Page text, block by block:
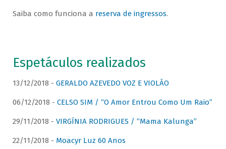
Saiba como funciona a reserva de ingressos.
Espetáculos realizados
13/12/2018 - GERALDO AZEVEDO VOZ E VIOLÃO
06/12/2018 - CELSO SIM / “O Amor Entrou Como Um Raio”
29/11/2018 - VIRGÍNIA RODRIGUES / “Mama Kalunga”
22/11/2018 - Moacyr Luz 60 Anos